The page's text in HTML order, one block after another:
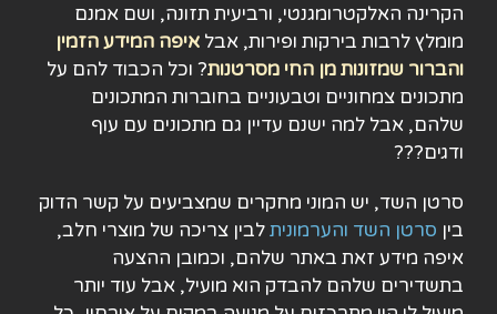
הקרינה האלקטרומגנטי, ורביעית תזונה, ושם אמנם
מומלץ לרבות בירקות ופירות, אבל איפה המידע הזמין
והברור שמזונות מן החי מסרטנות? וכל הכבוד להם על
מתכונים צמחוניים וטבעוניים בחוברות המתכונים
שלהם, אבל למה ישנם עדיין גם מתכונים עם עוף
ודגים???
סרטן השד, יש המוני מחקרים שמצביעים על קשר הדוק
בין סרטן השד והערמוניתלבין צריכה של מוצרי חלב,
איפה מידע זאת באתר שלהם, וכמובן ההצעה
בתשדירים שלהם להבדק הוא מועיל, אבל עוד יותר